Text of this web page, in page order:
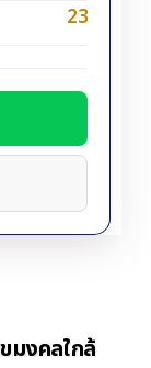
23
มงคลใกล้